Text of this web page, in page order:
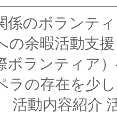
係のボランテ
の余暇活動支
ボランティア
ラの存在を少
活動内容紹介